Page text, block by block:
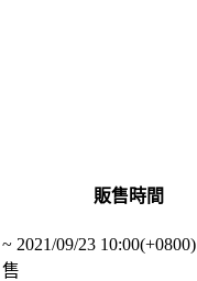
販售時間
~ 2021/09/23 10:00(+0800)
售